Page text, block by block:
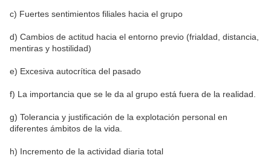
c) Fuertes sentimientos filiales hacia el grupo
d) Cambios de actitud hacia el entorno previo (frialdad, distancia,
mentiras y hostilidad)
e) Excesiva autocrítica del pasado
f) La importancia que se le da al grupo está fuera de la realidad.
g) Tolerancia y justificación de la explotación personal en
diferentes ámbitos de la vida.
h) Incremento de la actividad diaria total